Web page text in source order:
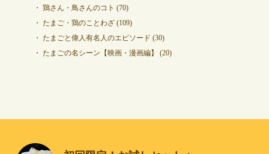
鶏さん・鳥さんのコト (70)
たまご・鶏のことわざ(109)
たまごと偉人有名人のエピソード (30)
たまごの名シーン【映画・漫画編】
(20)